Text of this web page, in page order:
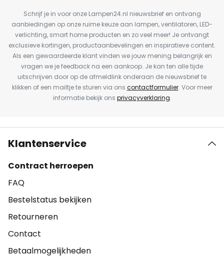
Schrijf je in voor onze Lampen24.nl nieuwsbrief en ontvang
aanbiedingen op onze ruime keuze aan lampen, ventilatoren, LED-
verlichting, smart home producten en zo veel meer! Je ontvangt
exclusieve kortingen, productaanbevelingen en inspiratieve content.
Als een gewaardeerde klant vinden we jouw mening belangrijk en
vragen we je feedback na een aankoop. Je kan ten alle tijde
uitschrijven door op de afmeldlink onderaan de nieuwsbrief te
klikken of een mailtje te sturen via ons contactformulier. Voor meer
informatie bekijk ons privacyverklaring.
Klantenservice
Contract herroepen
FAQ
Bestelstatus bekijken
Retourneren
Contact
Betaalmogelijkheden